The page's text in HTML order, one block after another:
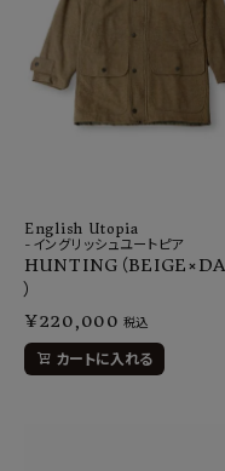
ACCOUNT MENU
ようこそ ゲスト 様
English Utopia
-イングリッシュユートピア
HUNTING（
）
¥220,000 税込
カートに入れる